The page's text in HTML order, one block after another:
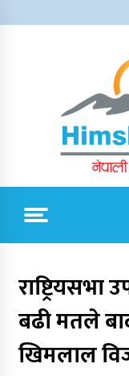
to
Himshikhar Online
राष्ट्रियसभा
बढी मतले
खिमलाल